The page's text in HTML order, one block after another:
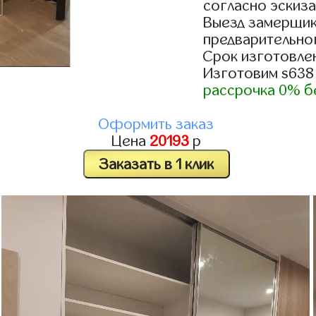
согласно
Выезд
Срок
Изготовим
рассрочка 0%
Оформить заказ
Цена 20193 р
Заказать в 1 клик